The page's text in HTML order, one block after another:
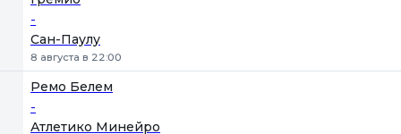
-
Сан-Паулу
8 августа в 22:00
Ремо Белем
-
Атлетико Минейро